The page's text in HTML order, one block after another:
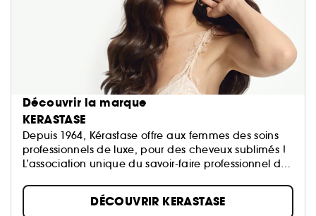
Découvrir la marque
KERASTASE
Depuis 1964, Kérastase offre aux femmes des soins
professionnels de luxe, pour des cheveux sublimés !
L’association unique du savoir-faire professionnel du
L'Oréal.
DÉCOUVRIR KERASTASE